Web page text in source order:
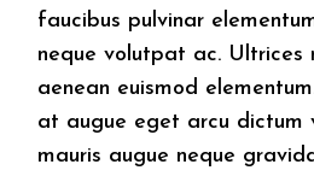
faucibus pulvinar
neque volutpat ac. Ultrices
aenean euismod
at augue eget arcu dictum
mauris augue neque